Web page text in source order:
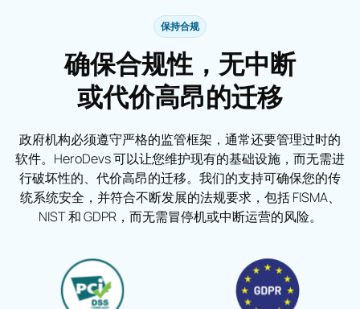
保持合规
确保合规性，无中断
或代价高昂的迁移
政府机构必须遵守严格的监管框架，通常还要管理过时的
软件。HeroDevs 可以让您维护现有的基础设施，而无需进
行破坏性的、代价高昂的迁移。我们的支持可确保您的传
统系统安全，并符合不断发展的法规要求，包括 FISMA、
NIST 和 GDPR，而无需冒停机或中断运营的风险。